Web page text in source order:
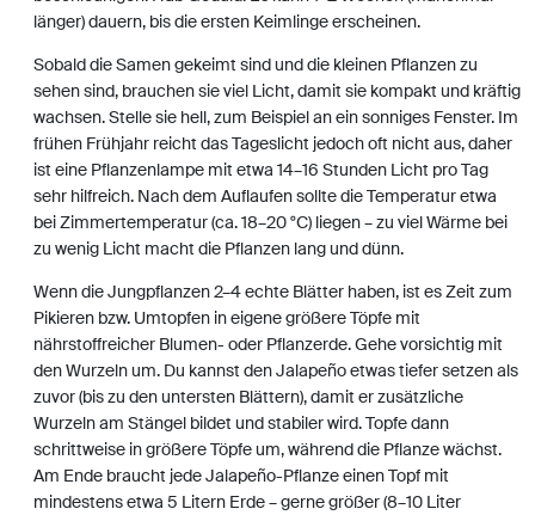
länger) dauern, bis die ersten Keimlinge erscheinen.
Sobald die Samen gekeimt sind und die kleinen Pflanzen zu
sehen sind, brauchen sie viel Licht, damit sie kompakt und kräftig
wachsen. Stelle sie hell, zum Beispiel an ein sonniges Fenster. Im
frühen Frühjahr reicht das Tageslicht jedoch oft nicht aus, daher
ist eine Pflanzenlampe mit etwa 14–16 Stunden Licht pro Tag
sehr hilfreich. Nach dem Auflaufen sollte die Temperatur etwa
bei Zimmertemperatur (ca. 18–20 °C) liegen – zu viel Wärme bei
zu wenig Licht macht die Pflanzen lang und dünn.
Wenn die Jungpflanzen 2–4 echte Blätter haben, ist es Zeit zum
Pikieren bzw. Umtopfen in eigene größere Töpfe mit
nährstoffreicher Blumen- oder Pflanzerde. Gehe vorsichtig mit
den Wurzeln um. Du kannst den Jalapeño etwas tiefer setzen als
zuvor (bis zu den untersten Blättern), damit er zusätzliche
Wurzeln am Stängel bildet und stabiler wird. Topfe dann
schrittweise in größere Töpfe um, während die Pflanze wächst.
Am Ende braucht jede Jalapeño-Pflanze einen Topf mit
mindestens etwa 5 Litern Erde – gerne größer (8–10 Liter